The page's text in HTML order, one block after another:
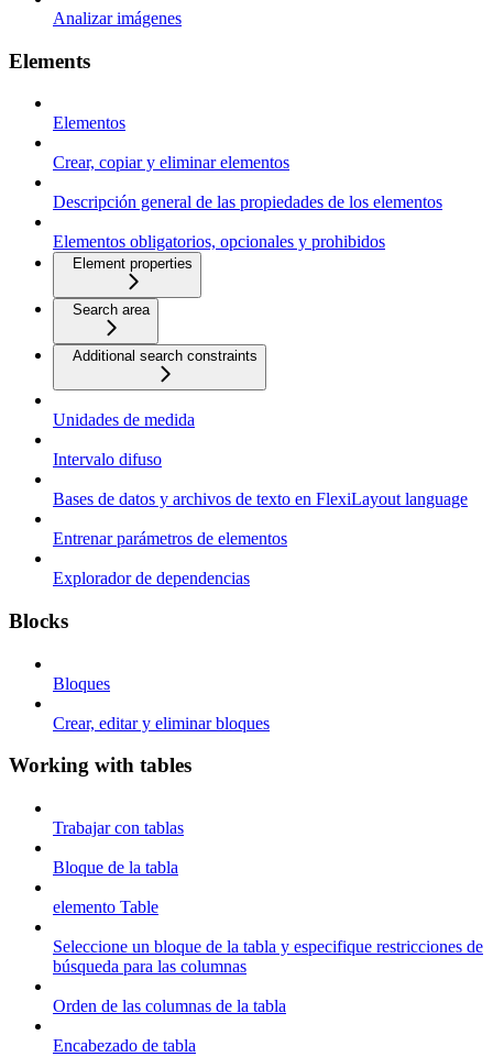
Analizar imágenes
Elements
Elementos
Crear, copiar y eliminar elementos
Descripción general de las propiedades de los elementos
Elementos obligatorios, opcionales y prohibidos
Element properties
Search area
Additional search constraints
Unidades de medida
Intervalo difuso
Bases de datos y archivos de texto en FlexiLayout language
Entrenar parámetros de elementos
Explorador de dependencias
Blocks
Bloques
Crear, editar y eliminar bloques
Working with tables
Trabajar con tablas
Bloque de la tabla
elemento Table
Seleccione un bloque de la tabla y especifique restricciones de
búsqueda para las columnas
Orden de las columnas de la tabla
Encabezado de tabla